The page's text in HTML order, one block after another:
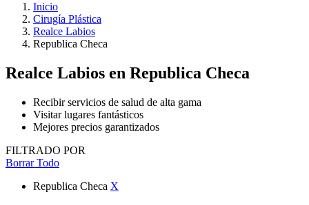
Inicio
Cirugía Plástica
Realce Labios
Republica Checa
Realce Labios en Republica Checa
Recibir servicios de salud de alta gama
Visitar lugares fantásticos
Mejores precios garantizados
FILTRADO POR
Borrar Todo
Republica Checa X